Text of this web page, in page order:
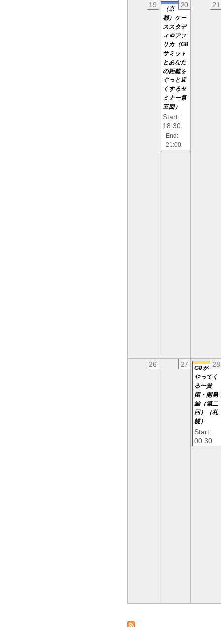
19 20
（京
都）ケー
ススタデ
ィ＠アフ
リカ（G8
サミット
とあなた
の距離を
ぐっと近
くするセ
ミナー第
五回）
Start:
18:30
End:
21:00
21
26 27 28
G8が
やってく
る〜貧
困・開発
編（第二
回）（札
幌）
Start:
00:30